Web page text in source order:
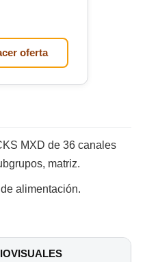
oferta
MXD de 36 canales
matriz.
alimentación.